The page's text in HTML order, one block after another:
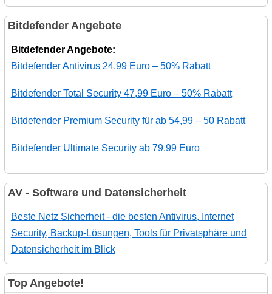
Bitdefender Angebote
Bitdefender Angebote:
Bitdefender Antivirus 24,99 Euro – 50% Rabatt
Bitdefender Total Security 47,99 Euro – 50% Rabatt
Bitdefender Premium Security für ab 54,99 – 50 Rabatt
Bitdefender Ultimate Security ab 79,99 Euro
AV - Software und Datensicherheit
Beste Netz Sicherheit - die besten Antivirus, Internet
Security, Backup-Lösungen, Tools für Privatsphäre und
Datensicherheit im Blick
Top Angebote!